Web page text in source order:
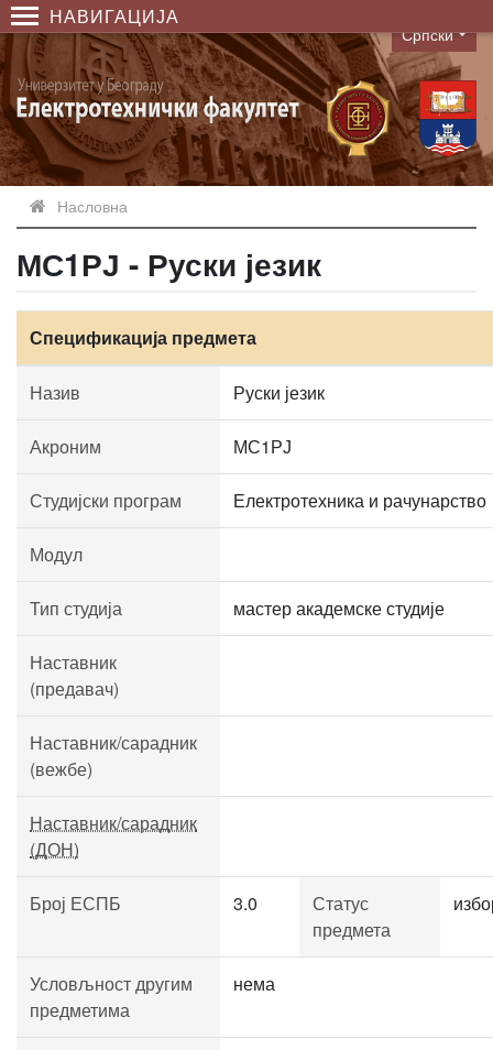
НАВИГАЦИЈА
Language
Српски
Насловна
МС1РЈ - Руски језик
Спецификација предмета
Назив Руски језик
Акроним МС1РЈ
Студијски програм Електротехника и рачунарство
Модул
Тип студија мастер академске студије
Наставник
(предавач)
Наставник/сарадник
(вежбе)
Наставник/сарадник
(ДОН)
Број ЕСПБ 3.0
Статус
предмета
Условљност другим
предметима
нема